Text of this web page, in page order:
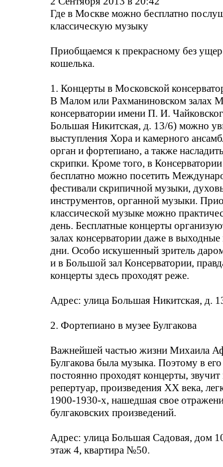
Где в Москве можно бесплатно
классическую музыку
Приобщаемся к прекрасному без
кошелька.
1. Концерты в Московской
В Малом или Рахманиновском залах
консерватории имени П. И.
Большая Никитская, д. 13/6) можно
выступления Хора и камерного
орган и фортепиано, а также
скрипки. Кроме того, в
бесплатно можно посетить
фестивали скрипичной музыки,
инструментов, органной музыки.
классической музыке можно
день. Бесплатные концерты
залах консерватории даже в
дни. Особо искушенный зритель
и в Большой зал Консерватории,
концерты здесь проходят реже.
Адрес: улица Большая Никитская, д.
2. Фортепиано в музее Булгакова
Важнейшей частью жизни Михаила
Булгакова была музыка. Поэтому в
постоянно проходят концерты, звучит
репертуар, произведения ХХ века,
1900-1930-х, нашедшая свое
булгаковских произведений.
Адрес: улица Большая Садовая, дом
этаж 4, квартира №50.